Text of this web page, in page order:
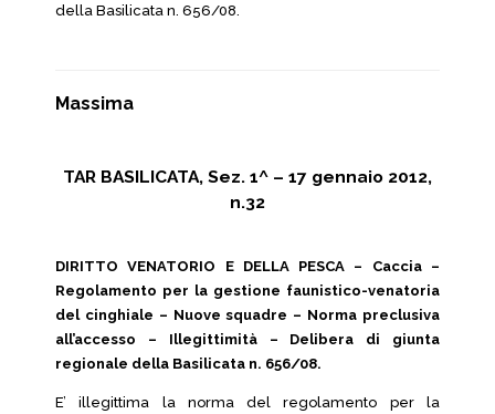
della Basilicata n. 656/08.
Massima
TAR BASILICATA, Sez. 1^ – 17 gennaio 2012,
n.32
DIRITTO VENATORIO E DELLA PESCA – Caccia –
Regolamento per la gestione faunistico-venatoria
del cinghiale – Nuove squadre – Norma preclusiva
all’accesso – Illegittimità – Delibera di giunta
regionale della Basilicata n. 656/08.
E’ illegittima la norma del regolamento per la